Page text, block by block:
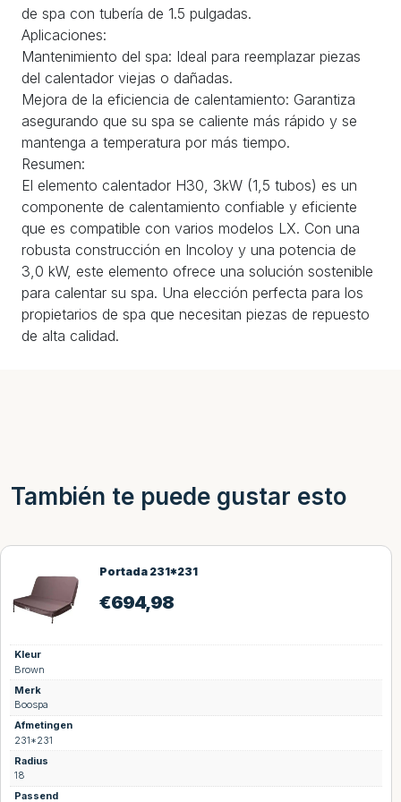
de spa con tubería de 1.5 pulgadas.
Aplicaciones:
Mantenimiento del spa: Ideal para reemplazar piezas
del calentador viejas o dañadas.
Mejora de la eficiencia de calentamiento: Garantiza
asegurando que su spa se caliente más rápido y se
mantenga a temperatura por más tiempo.
Resumen:
El elemento calentador H30, 3kW (1,5 tubos) es un
componente de calentamiento confiable y eficiente
que es compatible con varios modelos LX. Con una
robusta construcción en Incoloy y una potencia de
3,0 kW, este elemento ofrece una solución sostenible
para calentar su spa. Una elección perfecta para los
propietarios de spa que necesitan piezas de repuesto
de alta calidad.
También te puede gustar esto
Portada 231*231
€694,98
Kleur
Brown
Merk
Boospa
Afmetingen
231*231
Radius
18
Passend